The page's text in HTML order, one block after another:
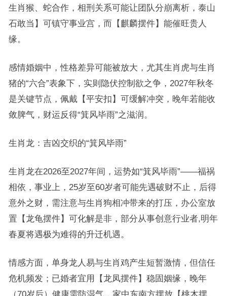
生肖猴、蛇合作，相刑关系可能让团队分崩离析，泰山
石敢当】可镇守事业宫，而【麒麟摆件】能催旺贵人
缘。
感情婚姻中，性格差异可能被放大，尤其生肖虎与生肖
猪的“六合”表象下，实则隐伏控制欲之争，2027年秋冬
是关键节点，佩戴【平安扣】可缓解冲突，晚年若能收
敛脾气，财运反得“箕风毕雨”之滋润。
生肖龙：吉凶交织的“箕风毕雨”
生肖龙在2026至2027年间，运势如“箕风毕雨”——福祸
相依，事业上，25岁至60岁者可能先遇破财不止，后得
意外之财，需注意与生肖狗相冲带来的打压，办公室放
置【龙龟摆件】可化解是非，部分从事创意行业者,明年
春夏将遇极为难得的升迁机遇。
情感方面，单身龙人易与生肖鸡产生短暂激情，但信任
危机频发；已婚者宜用【龙凤摆件】稳固姻缘，晚年
（70岁后）健康需防湿气，家中东南方摆放【桃木摆